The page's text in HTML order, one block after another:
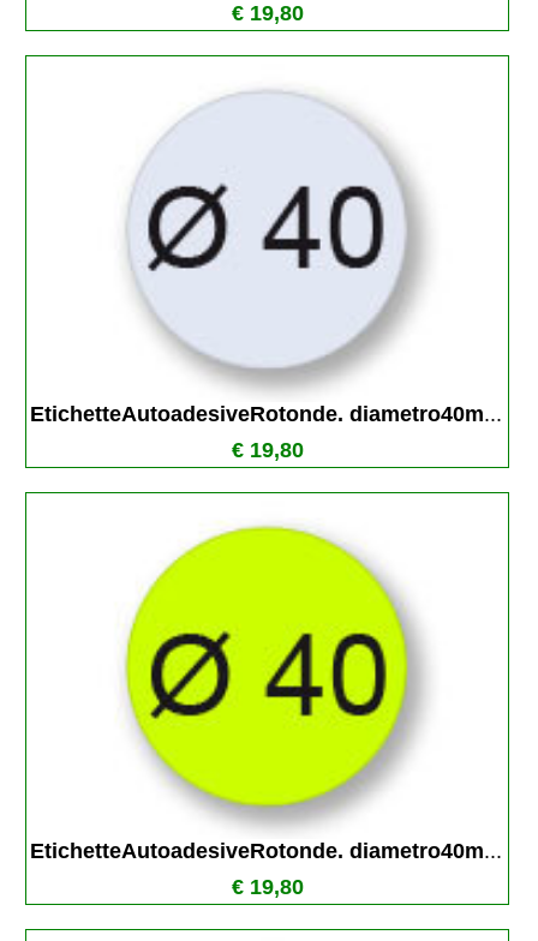
€ 19,80
EtichetteAutoadesiveRotonde. diametro40m...
€ 19,80
EtichetteAutoadesiveRotonde. diametro40m...
€ 19,80